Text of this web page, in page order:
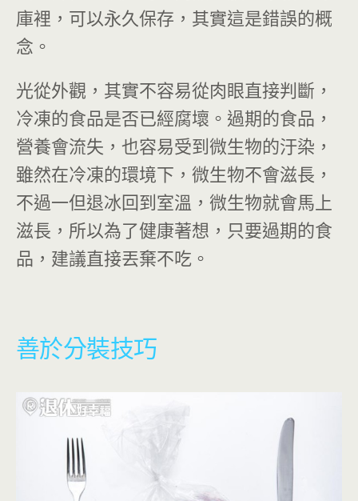
庫裡，可以永久保存，其實這是錯誤的概
念。
光從外觀，其實不容易從肉眼直接判斷，
冷凍的食品是否已經腐壞。過期的食品，
營養會流失，也容易受到微生物的汙染，
雖然在冷凍的環境下，微生物不會滋長，
不過一但退冰回到室溫，微生物就會馬上
滋長，所以為了健康著想，只要過期的食
品，建議直接丟棄不吃。
善於分裝技巧